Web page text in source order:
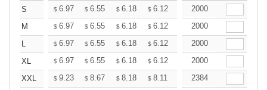
S $ 6.97 $ 6.55 $ 6.18 $ 6.12 6.02
2000
M
$ 6.97 $ 6.55 $ 6.18 $ 6.12 6.02
2000
L
$ 6.97 $ 6.55 $ 6.18 $ 6.12 6.02
2000
XL
$ 6.97 $ 6.55 $ 6.18 $ 6.12 6.02
2000
XXL
$ 9.23 $ 8.67 $ 8.18 $ 8.11 7.97
2384